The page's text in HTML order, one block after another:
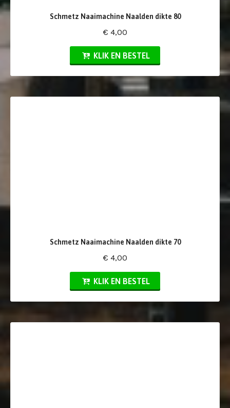
Schmetz Naaimachine Naalden dikte 80
€ 4,00
KLIK EN BESTEL
Schmetz Naaimachine Naalden dikte 70
€ 4,00
KLIK EN BESTEL